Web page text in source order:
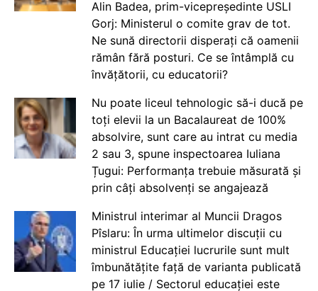
Alin Badea, prim-vicepreședinte USLI
Gorj: Ministerul o comite grav de tot.
Ne sună directorii disperați că oamenii
rămân fără posturi. Ce se întâmplă cu
învățătorii, cu educatorii?
Nu poate liceul tehnologic să-i ducă pe
toți elevii la un Bacalaureat de 100%
absolvire, sunt care au intrat cu media
2 sau 3, spune inspectoarea Iuliana
Țugui: Performanța trebuie măsurată și
prin câți absolvenți se angajează
Ministrul interimar al Muncii Dragos
Pîslaru: În urma ultimelor discuții cu
ministrul Educației lucrurile sunt mult
îmbunătățite față de varianta publicată
pe 17 iulie / Sectorul educației este